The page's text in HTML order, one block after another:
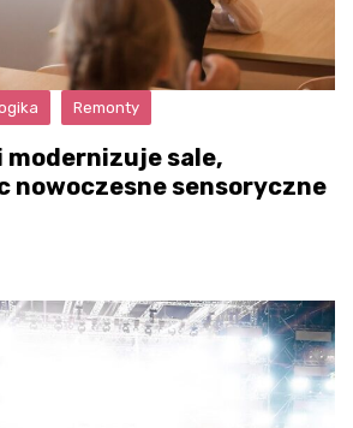
Remonty
modernizuje sale,
nowoczesne sensoryczne